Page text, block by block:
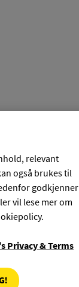
relevant
også brukes til
godkjenner
vil lese mer om
Privacy & Terms